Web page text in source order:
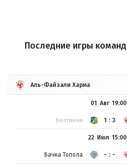
Последние игры команд
Аль-Файзали Харма
01 Авг
Белтинчи 1:3
19:00
22 Июл
Бачка Топола -:-
15:00